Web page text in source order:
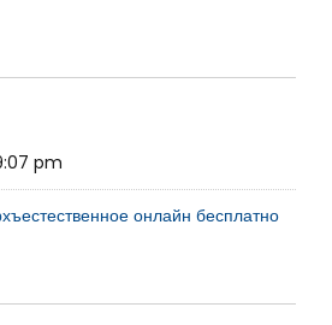
pm
онлайн бесплатно